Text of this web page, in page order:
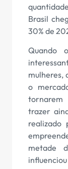
Brasil
30% de
Quando
mulheres,
o
tornarem
trazer
realizado
metade